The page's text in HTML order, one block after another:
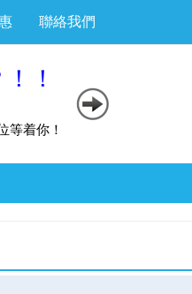
聯絡我們